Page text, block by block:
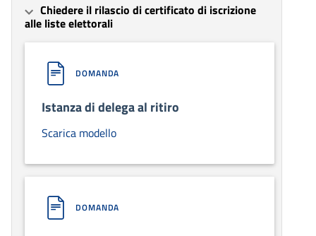
Chiedere il rilascio di certificato di iscrizione
alle liste elettorali
DOMANDA
Istanza di delega al ritiro
Scarica modello
DOMANDA